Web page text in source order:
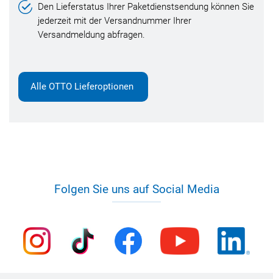
Den Lieferstatus Ihrer Paketdienstsendung können Sie
jederzeit mit der Versandnummer Ihrer
Versandmeldung abfragen.
Alle OTTO Lieferoptionen
Folgen Sie uns auf Social Media